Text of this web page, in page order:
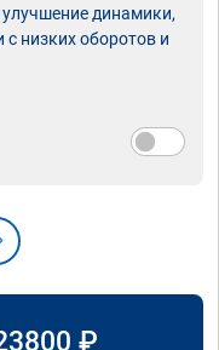
динамики,
с низких оборотов и
₽